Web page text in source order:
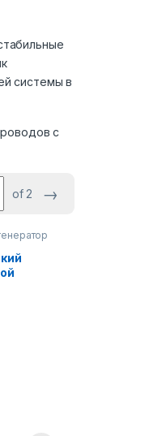
системы в
с
of 2 →
и
15–40